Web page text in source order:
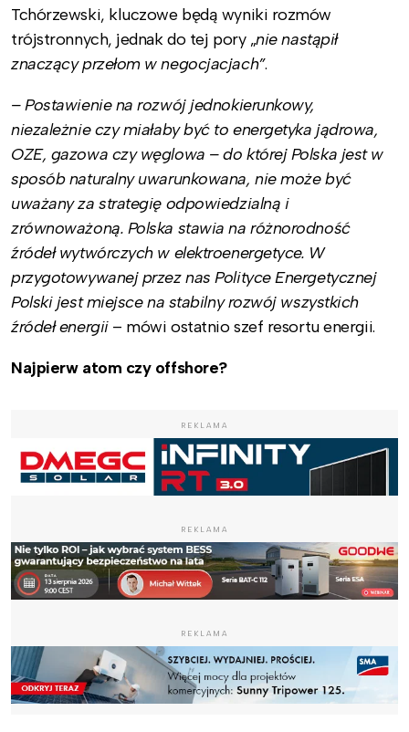
Tchórzewski, kluczowe będą wyniki rozmów
trójstronnych, jednak do tej pory „nie nastąpił
znaczący przełom w negocjacjach”.
– Postawienie na rozwój jednokierunkowy,
niezależnie czy miałaby być to energetyka jądrowa,
OZE, gazowa czy węglowa – do której Polska jest w
sposób naturalny uwarunkowana, nie może być
uważany za strategię odpowiedzialną i
zrównoważoną. Polska stawia na różnorodność
źródeł wytwórczych w elektroenergetyce. W
przygotowywanej przez nas Polityce Energetycznej
Polski jest miejsce na stabilny rozwój wszystkich
źródeł energii – mówi ostatnio szef resortu energii.
Najpierw atom czy offshore?
REKLAMA
REKLAMA
REKLAMA